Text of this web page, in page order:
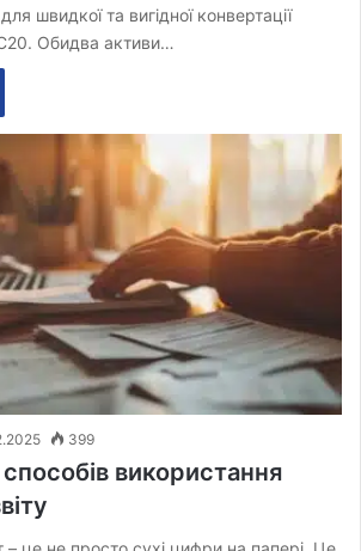
швидкої та вигідної конвертації
Обидва активи…
399
використання